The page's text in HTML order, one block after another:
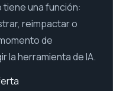
tiene una función:
reimpactar o
de
la herramienta de IA.